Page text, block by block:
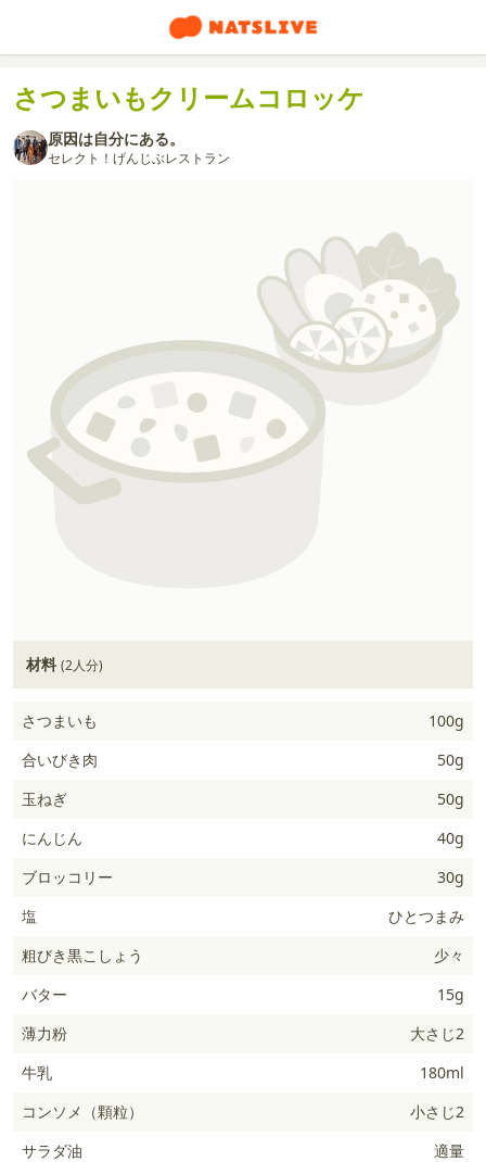
さつまいもクリームコロッケ
原因は自分にある。
セレクト！げんじぶレストラン
材料 (2人分)
さつまいも
100g
合いびき肉
50g
玉ねぎ
50g
にんじん
40g
ブロッコリー
30g
塩
ひとつまみ
粗びき黒こしょう
少々
バター
15g
薄力粉
大さじ2
牛乳
180ml
コンソメ（顆粒）
小さじ2
サラダ油
適量